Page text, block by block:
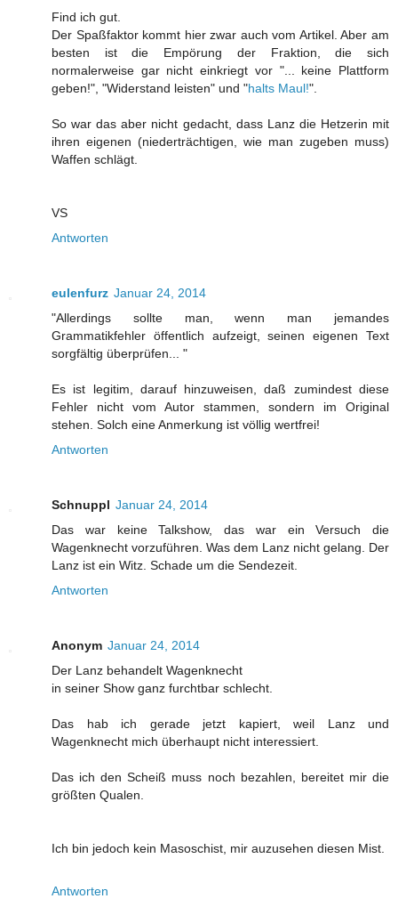
Find ich gut.
Der Spaßfaktor kommt hier zwar auch vom Artikel. Aber am
besten ist die Empörung der Fraktion, die sich
normalerweise gar nicht einkriegt vor "... keine Plattform
geben!", "Widerstand leisten" und "halts Maul!".
So war das aber nicht gedacht, dass Lanz die Hetzerin mit
ihren eigenen (niederträchtigen, wie man zugeben muss)
Waffen schlägt.
VS
Antworten
eulenfurz Januar 24, 2014
"Allerdings sollte man, wenn man jemandes
Grammatikfehler öffentlich aufzeigt, seinen eigenen Text
sorgfältig überprüfen... "
Es ist legitim, darauf hinzuweisen, daß zumindest diese
Fehler nicht vom Autor stammen, sondern im Original
stehen. Solch eine Anmerkung ist völlig wertfrei!
Antworten
Schnuppl Januar 24, 2014
Das war keine Talkshow, das war ein Versuch die
Wagenknecht vorzuführen. Was dem Lanz nicht gelang. Der
Lanz ist ein Witz. Schade um die Sendezeit.
Antworten
Anonym Januar 24, 2014
Der Lanz behandelt Wagenknecht
in seiner Show ganz furchtbar schlecht.
Das hab ich gerade jetzt kapiert, weil Lanz und
Wagenknecht mich überhaupt nicht interessiert.
Das ich den Scheiß muss noch bezahlen, bereitet mir die
größten Qualen.
Ich bin jedoch kein Masoschist, mir auzusehen diesen Mist.
Antworten